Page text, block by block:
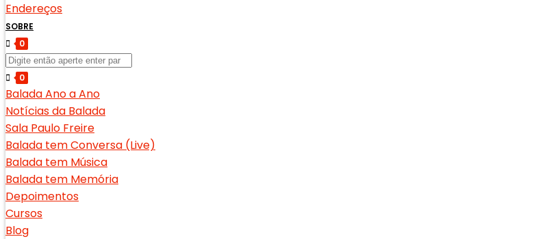
Endereços
SOBRE
0
0
Balada Ano a Ano
Notícias da Balada
Sala Paulo Freire
Balada tem Conversa (Live)
Balada tem Música
Balada tem Memória
Depoimentos
Cursos
Blog